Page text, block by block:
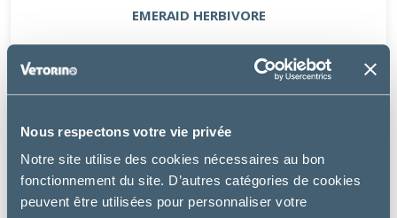
Nous respectons votre vie privée
Notre site utilise des cookies nécessaires au bon
fonctionnement du site. D’autres catégories de cookies
peuvent être utilisées pour personnaliser votre
EMERAID HERBIVORE
16.50 €